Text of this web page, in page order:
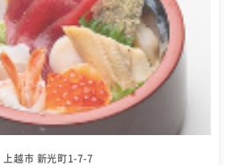
上越市 新光町1-7-7